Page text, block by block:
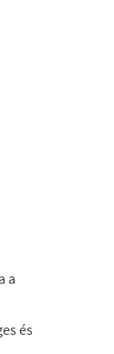
a
és